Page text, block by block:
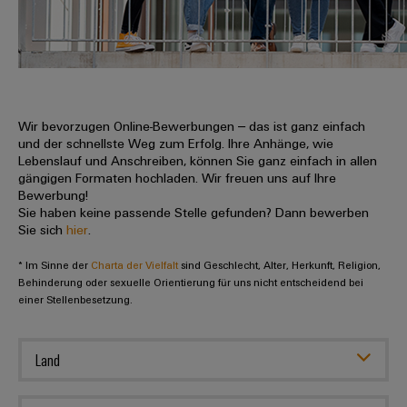
erlebbar
werden.
Datencenter
Produkte
für
Rechenzentren
–
effizient,
zuverlässig,
skalierbar
Energiespeicher
Lösungen
und
Anschlusstechnologie
DC-
u-
OS
Edge
Computing
Industrial
5G
Single
Leiterplattenklemmen
Gehäusesysteme
komponenten
Kabeleinführungssysteme
und
-
komponenten
Anschlussleitungen,
Patchkabel
Fast
Delivery
Beratung
und
digitale
Planung
easyConnect
-
Ihre
uns
Promotionfahrzeug
Distribution
Info
für
unsere
Partner
Vertrieb
Weidmüller
Zahlen
Unser
Vorstand
Nachhaltigkeit
Academy
People
Karriere
Stellen
für
Berufserfahrene
Für
Studierende
Werkstudententätigkeiten
Praktika
Abschlussarbeiten
Wir bevorzugen Online-Bewerbungen – das ist ganz einfach
und der schnellste Weg zum Erfolg. Ihre Anhänge, wie
Lebenslauf und Anschreiben, können Sie ganz einfach in allen
gängigen Formaten hochladen. Wir freuen uns auf Ihre
Bewerbung!
Sie haben keine passende Stelle gefunden? Dann bewerben
Sie sichhier
* Im Sinne der Charta der Vielfalt sind Geschlecht, Alter, Herkunft, Religion,
Behinderung oder sexuelle Orientierung für uns nicht entscheidend bei
einer Stellenbesetzung.
Land